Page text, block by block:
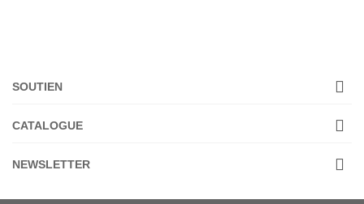
SOUTIEN
CATALOGUE
NEWSLETTER